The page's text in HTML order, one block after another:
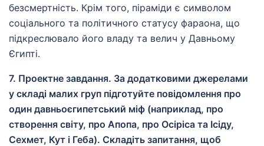
безсмертність. Крім того, піраміди є символом
соціального та політичного статусу фараона, що
підкреслювало його владу та велич у Давньому
Єгипті.
7. Проектне завдання. За додатковими джерелами
у складі малих груп підготуйте повідомлення про
один давньоєгипетський міф (наприклад, про
створення світу, про Апопа, про Осіріса та Ісіду,
Сехмет, Кут і Геба). Складіть запитання, щоб